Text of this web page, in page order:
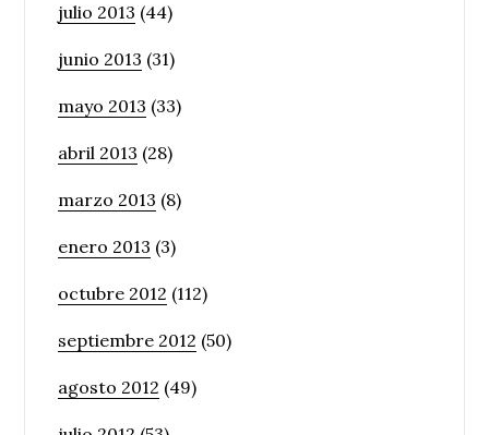
julio 2013 (44)
junio 2013 (31)
mayo 2013 (33)
abril 2013 (28)
marzo 2013 (8)
enero 2013 (3)
octubre 2012 (112)
septiembre 2012 (50)
agosto 2012 (49)